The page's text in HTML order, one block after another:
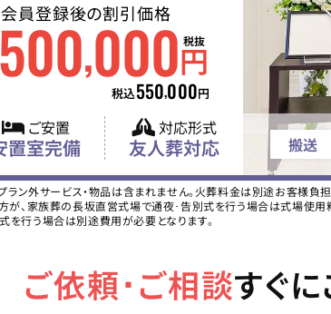
会員登録後の割引価格
500,000円
税抜
税込550,000円
ご安置
置室完備
対応形式
友人葬対応 搬送
ン外サービス・物品は含まれません。火葬料金は別途お客様負担
、家族葬の長坂直営式場で通夜･告別式を行う場合は式場使用
行う場合は別途費用が必要となります。
ご依頼･ご相談すぐ